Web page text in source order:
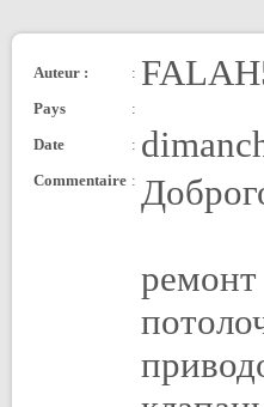
Auteur : :
Pays
:
Date
:
Commentaire :